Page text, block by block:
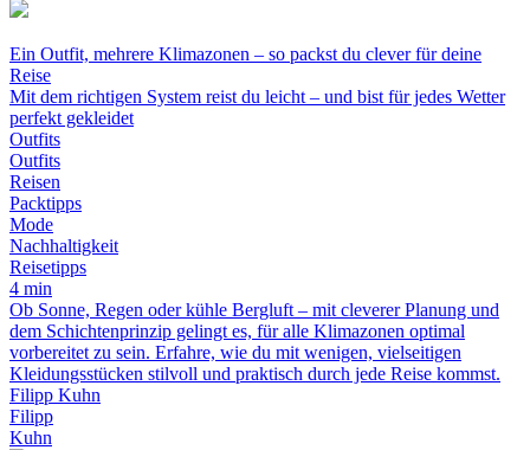
Ein Outfit, mehrere Klimazonen – so packst du clever für deine
Reise
Mit dem richtigen System reist du leicht – und bist für jedes Wetter
perfekt gekleidet
Outfits
Outfits
Reisen
Packtipps
Mode
Nachhaltigkeit
Reisetipps
4 min
Ob Sonne, Regen oder kühle Bergluft – mit cleverer Planung und
dem Schichtenprinzip gelingt es, für alle Klimazonen optimal
vorbereitet zu sein. Erfahre, wie du mit wenigen, vielseitigen
Kleidungsstücken stilvoll und praktisch durch jede Reise kommst.
Filipp Kuhn
Filipp
Kuhn